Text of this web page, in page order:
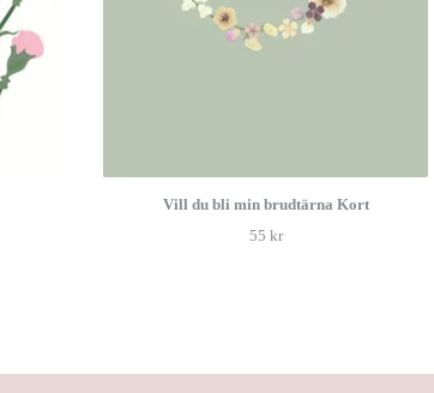
Vill du bli min brudtärna Kort
55 kr